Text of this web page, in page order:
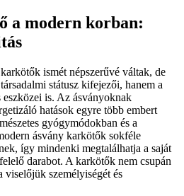
a modern korban:
ismét népszerűvé váltak, de
státusz kifejezői, hanem a
is. Az ásványoknak
hatások egyre több embert
gyógymódokban és a
ásvány karkötők sokféle
így mindenki megtalálhatja a saját
darabot. A karkötők nem csupán
viselőjük személyiségét és